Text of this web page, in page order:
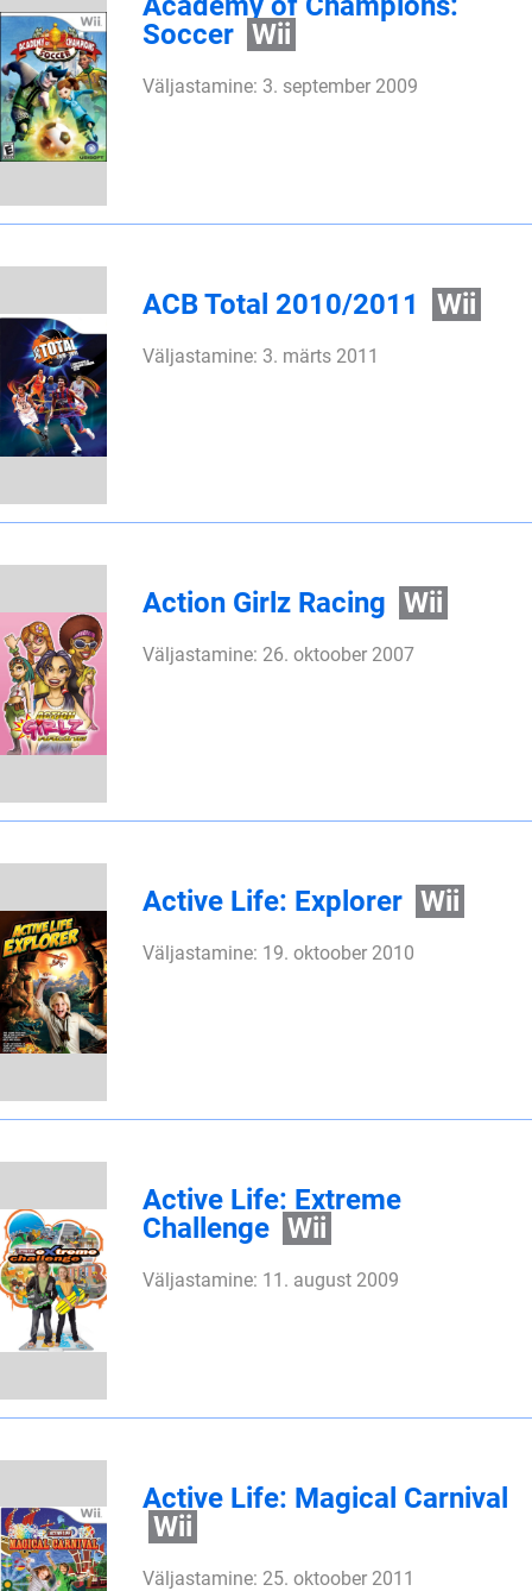
Soccer Wii
Väljastamine: 3. september 2009
ACB Total 2010/2011 Wii
Väljastamine: 3. märts 2011
Action Girlz Racing Wii
Väljastamine: 26. oktoober 2007
Active Life: Explorer Wii
Väljastamine: 19. oktoober 2010
Active Life: Extreme
Challenge Wii
Väljastamine: 11. august 2009
Active Life: Magical Carnival
Wii
Väljastamine: 25. oktoober 2011